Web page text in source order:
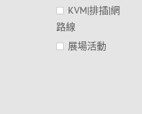
KVM|排插|網
路線
展場活動